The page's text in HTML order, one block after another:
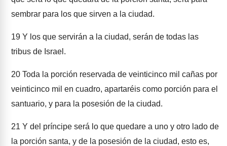
sembrar para los que sirven a la ciudad.
19 Y los que servirán a la ciudad, serán de todas las
tribus de Israel.
20 Toda la porción reservada de veinticinco mil cañas por
veinticinco mil en cuadro, apartaréis como porción para el
santuario, y para la posesión de la ciudad.
21 Y del príncipe será lo que quedare a uno y otro lado de
la porción santa, y de la posesión de la ciudad, esto es,